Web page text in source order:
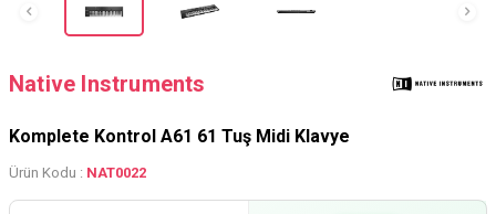
Native Instruments
Komplete Kontrol A61 61 Tuş Midi Klavye
Ürün Kodu : NAT0022